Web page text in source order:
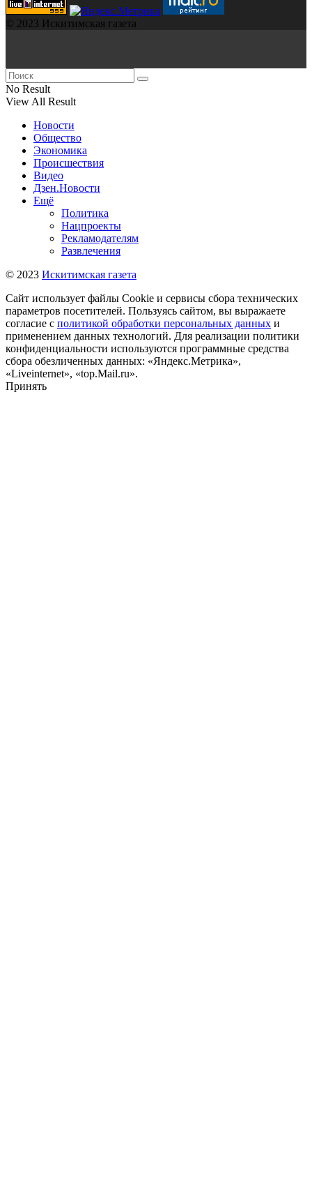
© 2023 Искитимская газета
No Result
View All Result
Новости
Общество
Экономика
Происшествия
Видео
Дзен.Новости
Ещё
Политика
Нацпроекты
Рекламодателям
Развлечения
© 2023 Искитимская газета
Сайт использует файлы Cookie и сервисы сбора технических
параметров посетителей. Пользуясь сайтом, вы выражаете
согласие с политикой обработки персональных данных и
применением данных технологий. Для реализации политики
конфиденциальности используются программные средства
сбора обезличенных данных: «Яндекс.Метрика»,
«Liveinternet», «top.Mail.ru».
Принять